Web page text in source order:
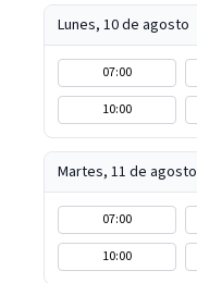
Lunes, 10 de agosto
07:00
10:00
Martes, 11 de agosto
07:00
10:00